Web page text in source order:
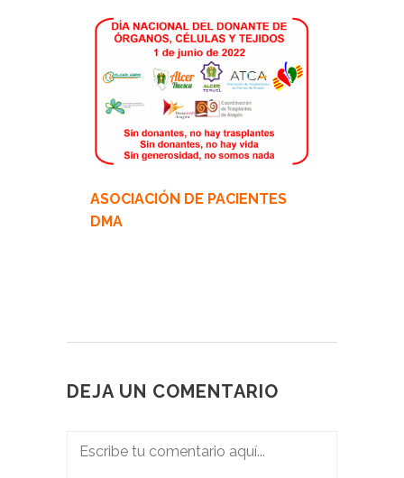
ASOCIACIÓN DE PACIENTES
DMA
DEJA UN COMENTARIO